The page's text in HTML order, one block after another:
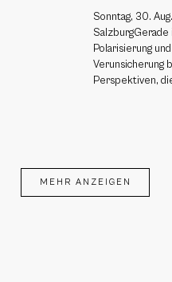
Sonntag, 30.
SalzburgGerade
Polarisierung
Verunsicherung
Perspektiven,
MEHR ANZEIGEN